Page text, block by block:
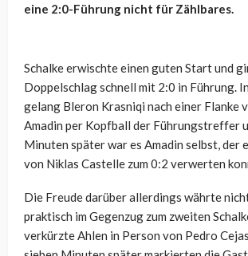
eine 2:0-Führung nicht für Zählbares.
Schalke erwischte einen guten Start und
Doppelschlag schnell mit 2:0 in Führung.
gelang Bleron Krasniqi nach einer Flanke
Amadin per Kopfball der Führungstreffer
Minuten später war es Amadin selbst, der
von Niklas Castelle zum 0:2 verwerten
Die Freude darüber allerdings währte
praktisch im Gegenzug zum zweiten
verkürzte Ahlen in Person von Pedro